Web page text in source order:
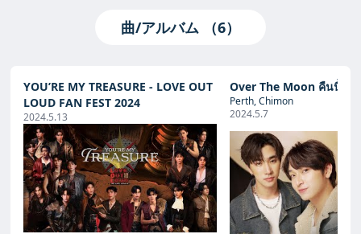
曲/アルバム （6）
YOU’RE MY TREASURE - LOVE OUT
LOUD FAN FEST 2024
2024.5.13
Over The Moon คืนนี้แค่
Perth, Chimon
2024.5.7